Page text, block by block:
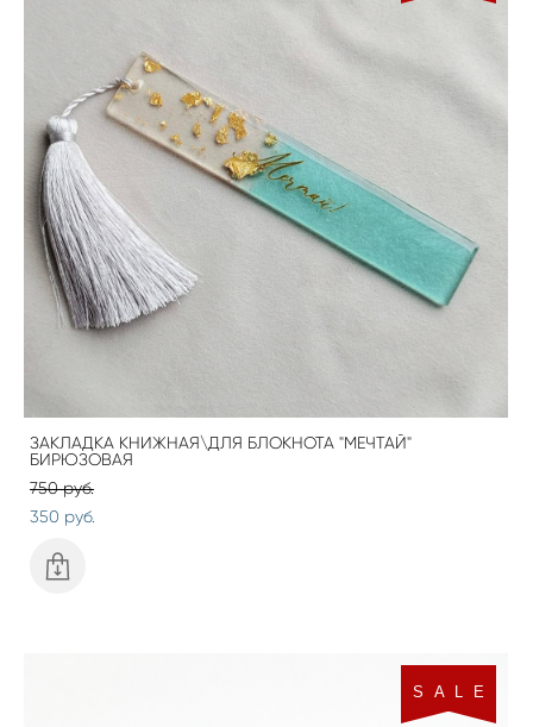
ЗАКЛАДКА КНИЖНАЯ\ДЛЯ БЛОКНОТА "МЕЧТАЙ"
БИРЮЗОВАЯ
750 pуб.
350 pуб.
S A L E